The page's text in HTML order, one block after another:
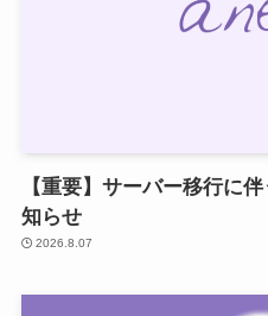
【重要】サーバー移行に
知らせ
2026.8.07